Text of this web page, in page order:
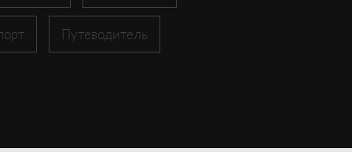
Путеводитель